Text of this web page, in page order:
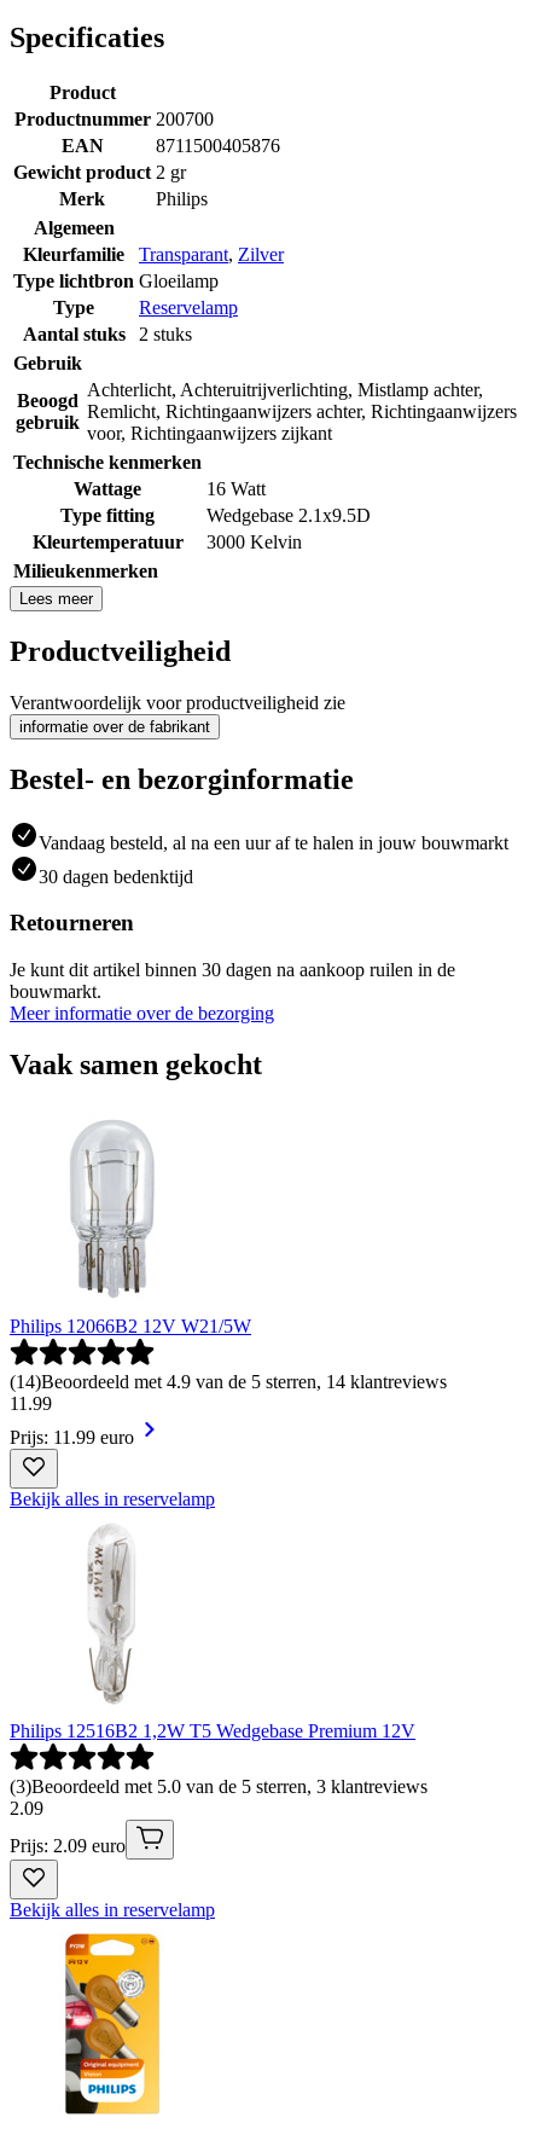
Specificaties
Product
Productnummer 200700
EAN
8711500405876
Gewicht product 2 gr
Merk
Philips
Algemeen
Kleurfamilie
Transparant, Zilver
Type lichtbron Gloeilamp
Type
Reservelamp
Aantal stuks
2 stuks
Gebruik
Beoogd
gebruik
Achterlicht, Achteruitrijverlichting, Mistlamp achter,
Remlicht, Richtingaanwijzers achter, Richtingaanwijzers
voor, Richtingaanwijzers zijkant
Technische kenmerken
Wattage
16 Watt
Type fitting
Wedgebase 2.1x9.5D
Kleurtemperatuur
3000 Kelvin
Milieukenmerken
Lees meer
Productveiligheid
Verantwoordelijk voor productveiligheid zie
informatie over de fabrikant
Bestel- en bezorginformatie
Vandaag besteld, al na een uur af te halen in jouw bouwmarkt
30 dagen bedenktijd
Retourneren
Je kunt dit artikel binnen 30 dagen na aankoop ruilen in de
bouwmarkt.
Meer informatie over de bezorging
Vaak samen gekocht
Philips 12066B2 12V W21/5W
(14)Beoordeeld met 4.9 van de 5 sterren, 14 klantreviews
11 .99
Prijs: 11.99 euro
Bekijk alles in reservelamp
Philips 12516B2 1,2W T5 Wedgebase Premium 12V
(3)Beoordeeld met 5.0 van de 5 sterren, 3 klantreviews
2.09
Prijs: 2.09 euro
Bekijk alles in reservelamp